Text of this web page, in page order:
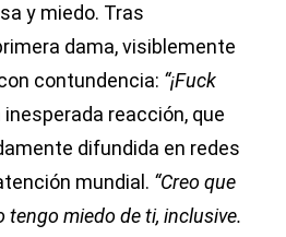
y miedo. Tras
dama, visiblemente
contundencia: “¡Fuck
inesperada reacción, que
difundida en redes
mundial. “Creo que
tengo miedo de ti, inclusive.